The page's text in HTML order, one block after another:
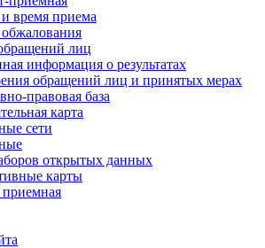
время приема
лиц
информация о результатах
обращений лиц и принятых мерах
правовая база
карта
сети
открытых данных
карты